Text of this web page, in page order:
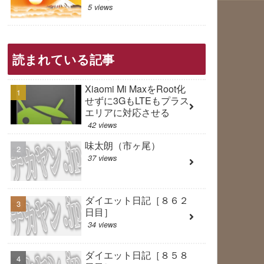
5 views
読まれている記事
Xiaomi Mi MaxをRoot化
せずに3GもLTEもプラス
エリアに対応させる
42 views
味太朗（市ヶ尾）
37 views
ダイエット日記［８６２
日目］
34 views
ダイエット日記［８５８